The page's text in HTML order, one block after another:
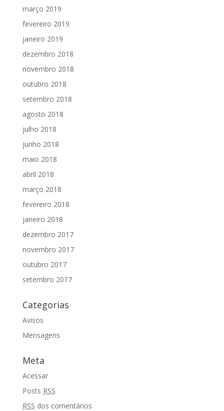
março 2019
fevereiro 2019
janeiro 2019
dezembro 2018
novembro 2018
outubro 2018
setembro 2018
agosto 2018
julho 2018
junho 2018
maio 2018
abril 2018
março 2018
fevereiro 2018
janeiro 2018
dezembro 2017
novembro 2017
outubro 2017
setembro 2017
Categorias
Avisos
Mensagens
Meta
Acessar
Posts RSS
RSS dos comentários